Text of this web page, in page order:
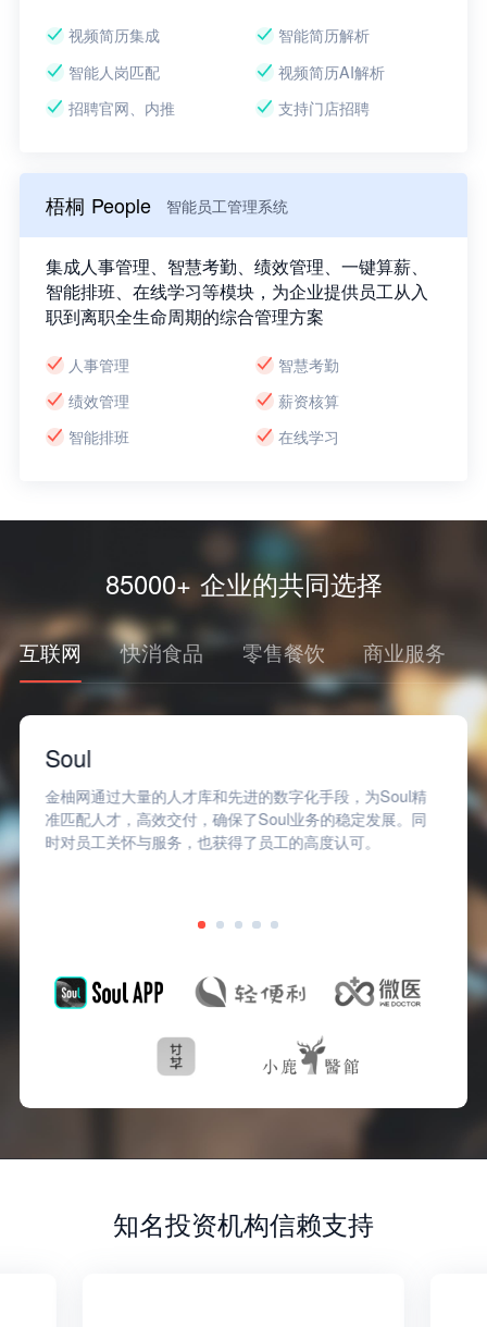
视频简历集成
智能简历解析
智能人岗匹配
视频简历AI解析
招聘官网、内推
支持门店招聘
梧桐 People 智能员工管理系统
集成人事管理、智慧考勤、绩效管理、一键算薪、
智能排班、在线学习等模块，为企业提供员工从入
职到离职全生命周期的综合管理方案
人事管理
智慧考勤
绩效管理
薪资核算
智能排班
在线学习
85000+ 企业的共同选择
互联网 快消食品 零售餐饮 商业服务
Soul
金柚网通过大量的人才库和先进的数字化手段，为Soul精
准匹配人才，高效交付，确保了Soul业务的稳定发展。同
时对员工关怀与服务，也获得了员工的高度认可。
知名投资机构信赖支持